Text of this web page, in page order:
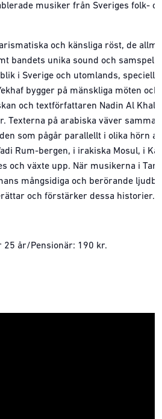
musiker från Sveriges folk-
och känsliga röst, de
bandets unika sound och samspel
i Sverige och utomlands, speciellt i
bygger på mänskliga möten och
och textförfattaren Nadin Al
Texterna på arabiska väver
som pågår parallellt i olika hörn
Rum-bergen, i irakiska Mosul, i
och växte upp. När musikerna i
mångsidiga och berörande
och förstärker dessa historier.
25 år/Pensionär: 190 kr.